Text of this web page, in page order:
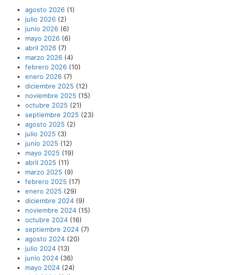
agosto 2026 (1)
julio 2026 (2)
junio 2026 (6)
mayo 2026 (6)
abril 2026 (7)
marzo 2026 (4)
febrero 2026 (10)
enero 2026 (7)
diciembre 2025 (12)
noviembre 2025 (15)
octubre 2025 (21)
septiembre 2025 (23)
agosto 2025 (2)
julio 2025 (3)
junio 2025 (12)
mayo 2025 (19)
abril 2025 (11)
marzo 2025 (9)
febrero 2025 (17)
enero 2025 (29)
diciembre 2024 (9)
noviembre 2024 (15)
octubre 2024 (16)
septiembre 2024 (7)
agosto 2024 (20)
julio 2024 (13)
junio 2024 (36)
mayo 2024 (24)